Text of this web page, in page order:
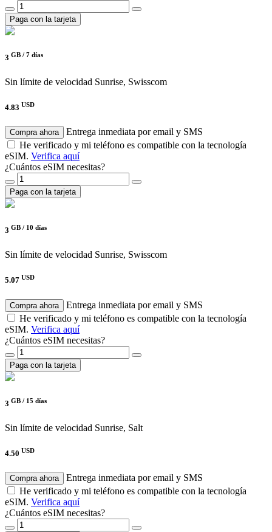
Paga con la tarjeta
3 GB / 7 días
Sin límite de velocidad Sunrise, Swisscom
4.83 USD
Compra ahora
Entrega inmediata por email y SMS
He verificado y mi teléfono es compatible con la tecnología
eSIM. Verifica aquí
¿Cuántos eSIM necesitas?
Paga con la tarjeta
3 GB / 10 días
Sin límite de velocidad Sunrise, Swisscom
5.07 USD
Compra ahora
Entrega inmediata por email y SMS
He verificado y mi teléfono es compatible con la tecnología
eSIM. Verifica aquí
¿Cuántos eSIM necesitas?
Paga con la tarjeta
3 GB / 15 días
Sin límite de velocidad Sunrise, Salt
4.50 USD
Compra ahora
Entrega inmediata por email y SMS
He verificado y mi teléfono es compatible con la tecnología
eSIM. Verifica aquí
¿Cuántos eSIM necesitas?